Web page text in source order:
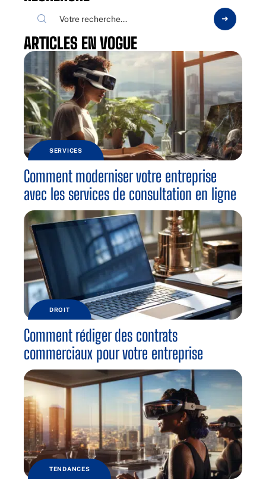
ARTICLES EN VOGUE
SERVICES
Comment moderniser votre entreprise
avec les services de consultation en ligne
DROIT
Comment rédiger des contrats
commerciaux pour votre entreprise
TENDANCES